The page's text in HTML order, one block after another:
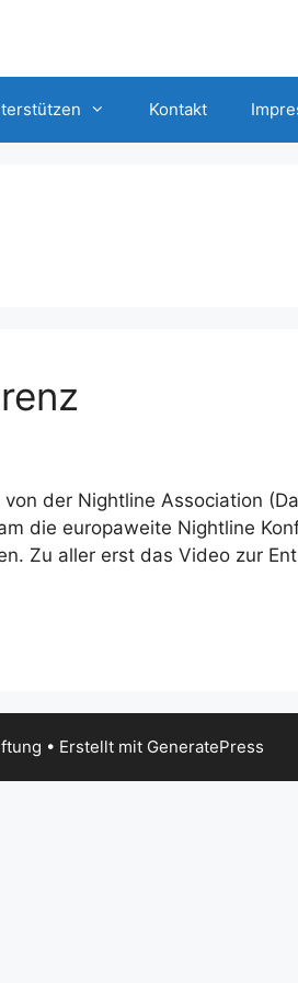
Kontakt
der Nightline Association
die europaweite Nightline
Zu aller erst das Video zur
• Erstellt mit GeneratePress